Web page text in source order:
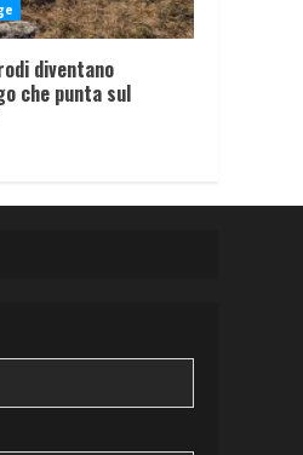
diventano
che punta sul